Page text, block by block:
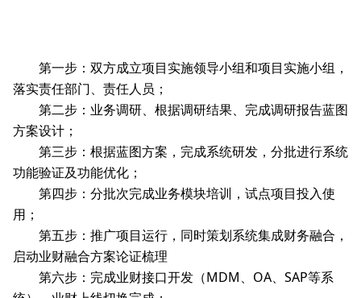
第一步：双方成立项目实施领导小组和项目实施小组，
落实责任部门、责任人员；
第二步：业务调研、根据调研结果、完成调研报告蓝图
方案设计；
第三步：根据蓝图方案，完成系统研发，分批进行系统
功能验证及功能优化；
第四步：分批次完成业务模块培训，试点项目投入使
用；
第五步：推广项目运行，同时策划系统集成财务融合，
启动业财融合方案论证梳理
第六步：完成业财接口开发（MDM、OA、SAP等系